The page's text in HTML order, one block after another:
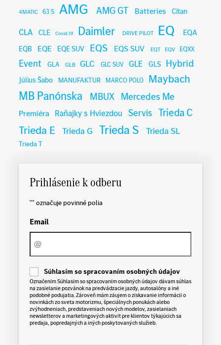
4MATIC 63 S AMG AMG GT Batteries Citan
CLA CLE Covid 19 Daimler DRIVE PILOT EQ EQA
EQB EQE EQE SUV EQS EQS SUV EQT EQV EQXX
Event GLA GLB GLC GLC SUV GLE GLS Hybrid
Július Šabo MANUFAKTUR MARCO POLO Maybach
MB Panónska MBUX Mercedes Me
Premiéra Raňajky s Hviezdou Servis Trieda C
Trieda E Trieda G Trieda S Trieda SL
Trieda T
Prihlásenie k odberu
"" označuje povinné polia
Email
C
o
n
s
e
n
t
Súhlasím so spracovaním osobných údajov
Označením Súhlasím so spracovaním osobných údajov dávam súhlas
na zasielanie pozvánok na predvádzacie jazdy, autosalóny a iné
podobné podujatia. Zároveň mám záujem o získavanie informácií o
novinkách zo sveta motorizmu, špeciálnych ponukách alebo
zvýhodneniach, predstaveniach nových modelov, zasielaniach
newsletterov a marketingových aktivít pre klientov týkajúcich sa
predaja, popredajných a iných poskytovaných služieb.